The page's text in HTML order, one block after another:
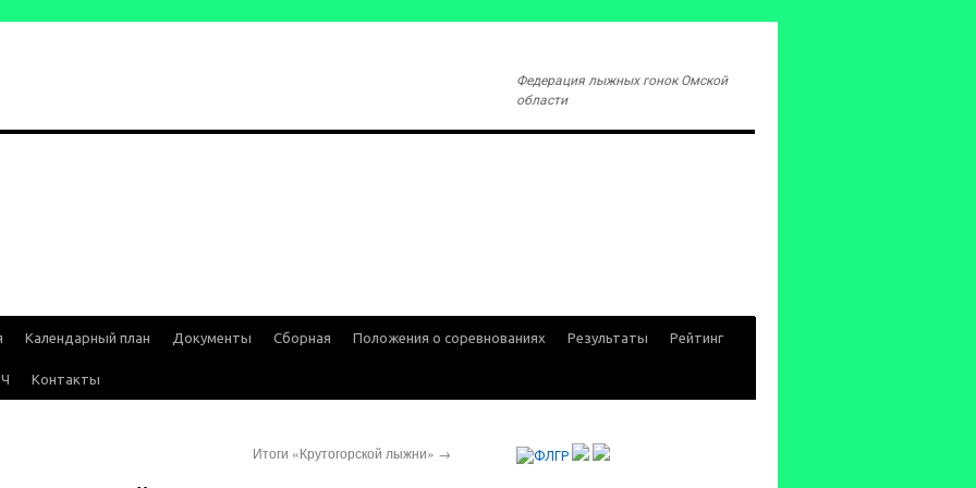
Федерация лыжных гонок Омской
области
Календарный план Документы Сборная Положения о соревнованиях Результаты Рейтинг
Контакты
Итоги «Крутогорской лыжни» →